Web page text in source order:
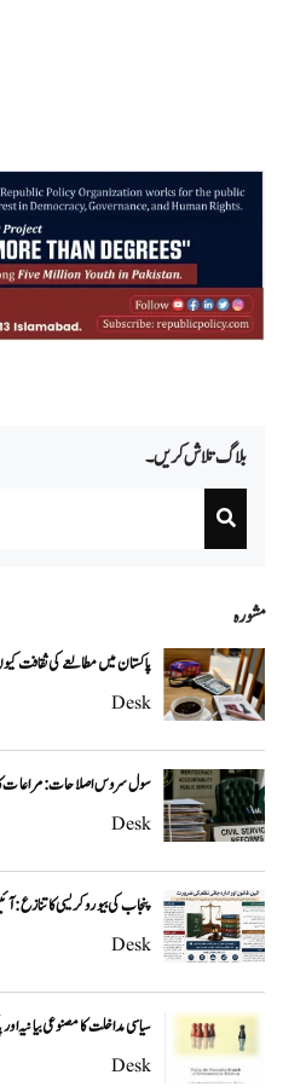
بلاگ تلاش کریں۔
مشورہ
پاکستان میں مطالعے کی ثقافت
Desk
سول سروس اصلاحات: مراعات کا
Desk
پنجاب کی بیوروکریسی کا تنازع:
Desk
سیاسی مداخلت کا مصنوعی بیانیہ اور
Desk